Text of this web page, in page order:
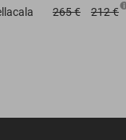
265 € 212 €